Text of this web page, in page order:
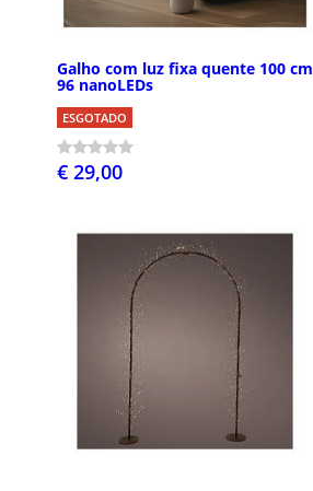
Galho com luz fixa quente 100 cm
96 nanoLEDs
ESGOTADO
€ 29,00